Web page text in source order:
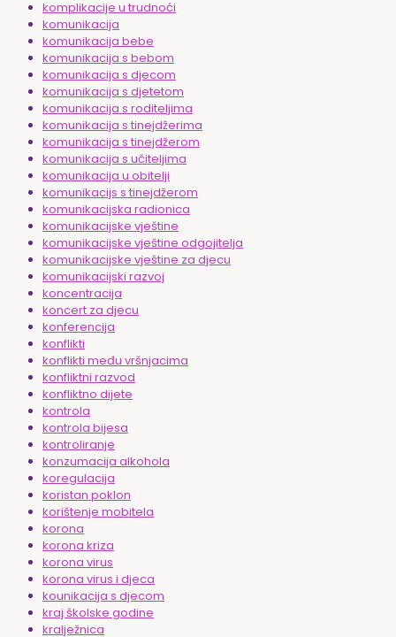
komplikacije u trudnoći
komunikacija
komunikacija bebe
komunikacija s bebom
komunikacija s djecom
komunikacija s djetetom
komunikacija s roditeljima
komunikacija s tinejdžerima
komunikacija s tinejdžerom
komunikacija s učiteljima
komunikacija u obitelji
komunikacijs s tinejdžerom
komunikacijska radionica
komunikacijske vještine
komunikacijske vještine odgojitelja
komunikacijske vještine za djecu
komunikacijski razvoj
koncentracija
koncert za djecu
konferencija
konflikti
konflikti među vršnjacima
konfliktni razvod
konfliktno dijete
kontrola
kontrola bijesa
kontroliranje
konzumacija alkohola
koregulacija
koristan poklon
korištenje mobitela
korona
korona kriza
korona virus
korona virus i djeca
kounikacija s djecom
kraj školske godine
kralježnica